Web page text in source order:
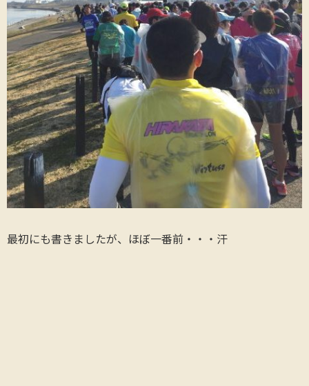
最初にも書きましたが、ほぼ一番前・・・汗